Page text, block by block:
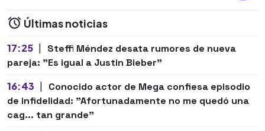
Últimas noticias
17:25 |
Steffi Méndez desata rumores de nueva
pareja: "Es igual a Justin Bieber"
16:43 |
Conocido actor de Mega confiesa episodio
de infidelidad: "Afortunadamente no me quedó una
cag... tan grande"